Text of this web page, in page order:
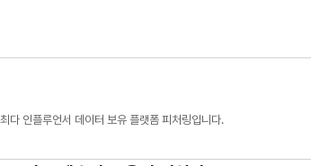
다 인플루언서 데이터 보유 플랫폼 피처링입니다.